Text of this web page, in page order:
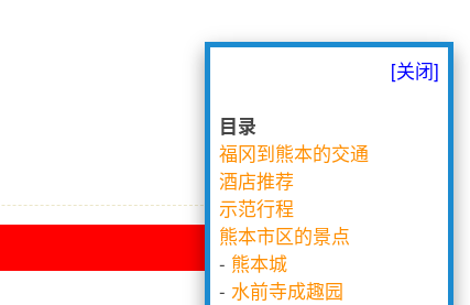
[关闭]
目录
福冈到熊本的交通
酒店推荐
示范行程
熊本市区的景点
- 熊本城
- 水前寺成趣园